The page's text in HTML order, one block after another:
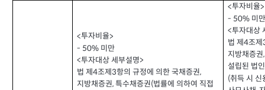
<투자비율>
- 50% 미만
<투자대상 세부설명>
법 제4조제3항의 규정에 의한 국채증권,
지방채증권,특수채증권(법률에 의하여 직접
<투자비율>
- 50% 미
<투자대상
법 제4조제
지방채증권
설립된 법
(취득 시 신